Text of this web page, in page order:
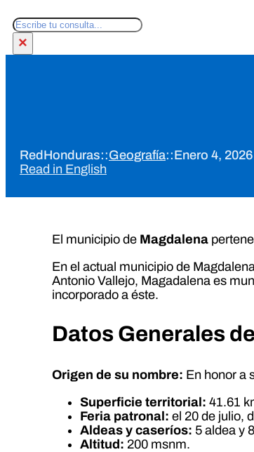
Buscar
×
RedHonduras::Geografía::Enero 4, 2026
Read in English
El municipio de Magdalena
En el actual municipio de
Antonio Vallejo, Magadalena es
incorporado a éste.
Datos Generales
Origen de su nombre: En honor a
Superficie territorial: 41.61
Feria patronal: el 20 de julio,
Aldeas y caseríos: 5 aldea y
Altitud: 200 msnm.